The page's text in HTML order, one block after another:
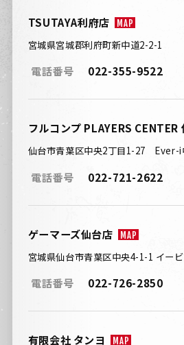
TSUTAYA利府店 MAP
宮城県宮城郡利府町新中道2-2-1
電話番号 022-355-9522
フルコンプ PLAYERS CENTER
仙台市青葉区中央2丁目1-27 Ever-i
電話番号 022-721-2622
ゲーマーズ仙台店 MAP
宮城県仙台市青葉区中央4-1-1 イー
電話番号 022-726-2850
有限会社 タンヨ MAP